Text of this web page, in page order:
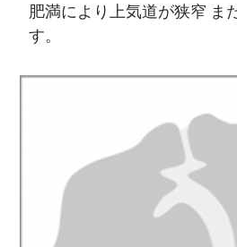
肥満により上気道が狭窄 ま
す。